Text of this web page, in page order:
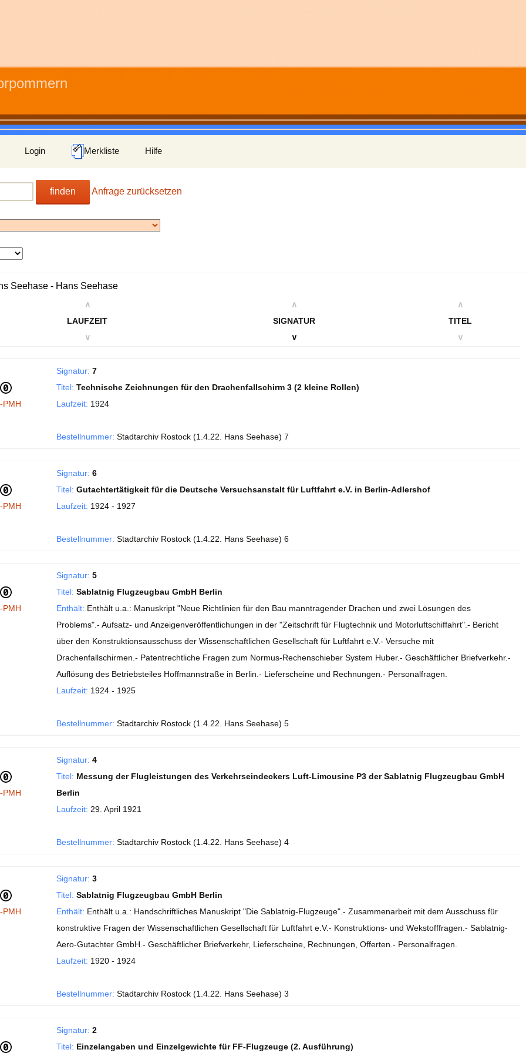
Login Merkliste Hilfe
finden Anfrage zurücksetzen
Seehase - Hans Seehase
∧
LAUFZEIT
∨
∧
SIGNATUR
∨
∧
TITEL
∨
PMH
Signatur: 7
Titel: Technische Zeichnungen für den Drachenfallschirm 3 (2 kleine Rollen)
Laufzeit: 1924
Bestellnummer: Stadtarchiv Rostock (1.4.22. Hans Seehase) 7
PMH
Signatur: 6
Titel: Gutachtertätigkeit für die Deutsche Versuchsanstalt für Luftfahrt e.V. in Berlin-Adlershof
Laufzeit: 1924 - 1927
Bestellnummer: Stadtarchiv Rostock (1.4.22. Hans Seehase) 6
PMH
Signatur: 5
Titel: Sablatnig Flugzeugbau GmbH Berlin
Enthält: Enthält u.a.: Manuskript "Neue Richtlinien für den Bau manntragender Drachen und zwei Lösungen des
Problems".- Aufsatz- und Anzeigenveröffentlichungen in der "Zeitschrift für Flugtechnik und Motorluftschiffahrt".- Bericht
über den Konstruktionsausschuss der Wissenschaftlichen Gesellschaft für Luftfahrt e.V.- Versuche mit
Drachenfallschirmen.- Patentrechtliche Fragen zum Normus-Rechenschieber System Huber.- Geschäftlicher Briefverkehr.-
Auflösung des Betriebsteiles Hoffmannstraße in Berlin.- Lieferscheine und Rechnungen.- Personalfragen.
Laufzeit: 1924 - 1925
Bestellnummer: Stadtarchiv Rostock (1.4.22. Hans Seehase) 5
PMH
Signatur: 4
Titel: Messung der Flugleistungen des Verkehrseindeckers Luft-Limousine P3 der Sablatnig Flugzeugbau GmbH
Berlin
Laufzeit: 29. April 1921
Bestellnummer: Stadtarchiv Rostock (1.4.22. Hans Seehase) 4
PMH
Signatur: 3
Titel: Sablatnig Flugzeugbau GmbH Berlin
Enthält: Enthält u.a.: Handschriftliches Manuskript "Die Sablatnig-Flugzeuge".- Zusammenarbeit mit dem Ausschuss für
konstruktive Fragen der Wissenschaftlichen Gesellschaft für Luftfahrt e.V.- Konstruktions- und Wekstofffragen.- Sablatnig-
Aero-Gutachter GmbH.- Geschäftlicher Briefverkehr, Lieferscheine, Rechnungen, Offerten.- Personalfragen.
Laufzeit: 1920 - 1924
Bestellnummer: Stadtarchiv Rostock (1.4.22. Hans Seehase) 3
Signatur: 2
Titel: Einzelangaben und Einzelgewichte für FF-Flugzeuge (2. Ausführung)